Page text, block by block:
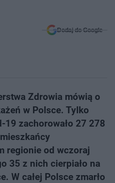
Dodaj do Google
Zdrowia mówią o
w Polsce. Tylko
zachorowało 27 278
regionie od wczoraj
35 z nich cierpiało na
W całej Polsce zmarło